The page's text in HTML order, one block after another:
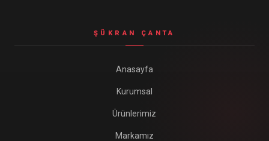
ŞÜKRAN ÇANTA
Anasayfa
Kurumsal
Ürünlerimiz
Markamız